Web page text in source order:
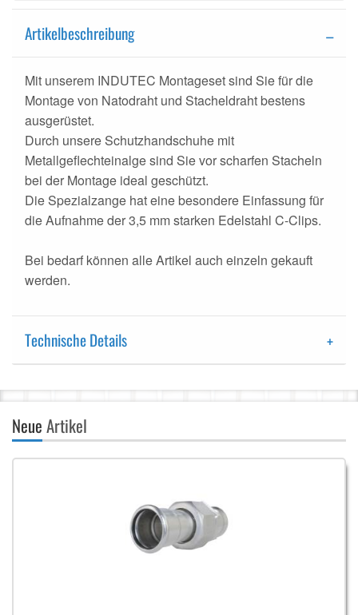
Artikelbeschreibung
Mit unserem INDUTEC Montageset sind Sie für die
Montage von Natodraht und Stacheldraht bestens
ausgerüstet.
Durch unsere Schutzhandschuhe mit
Metallgeflechteinalge sind Sie vor scharfen Stacheln
bei der Montage ideal geschützt.
Die Spezialzange hat eine besondere Einfassung für
die Aufnahme der 3,5 mm starken Edelstahl C-Clips.
Bei bedarf können alle Artikel auch einzeln gekauft
werden.
Technische Details
NeueArtikel